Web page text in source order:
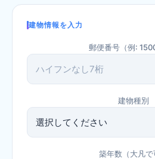
建物情報を入力
郵便番号（例:
建物種別
築年数（大凡で